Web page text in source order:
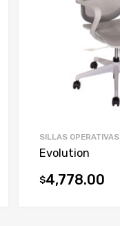
SILLAS OPERATIVAS
Evolution
$4,778.00